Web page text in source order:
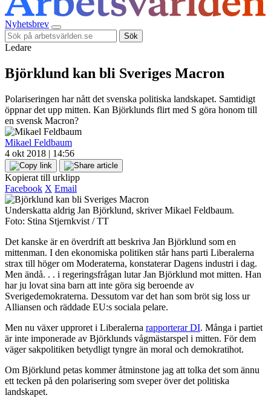
Nyhetsbrev
Sök
Ledare
Björklund kan bli Sveriges Macron
Polariseringen har nått det svenska politiska landskapet. Samtidigt
öppnar det upp mitten. Kan Björklunds flirt med S göra honom till
en svensk Macron?
Mikael Feldbaum
4 okt 2018 | 14:56
Kopierat till urklipp
Facebook X Email
Underskatta aldrig Jan Björklund, skriver Mikael Feldbaum.
Foto: Stina Stjernkvist / TT
Det kanske är en överdrift att beskriva Jan Björklund som en
mittenman. I den ekonomiska politiken står hans parti Liberalerna
strax till höger om Moderaterna, konstaterar Dagens industri i dag.
Men ändå. . . i regeringsfrågan lutar Jan Björklund mot mitten. Han
har ju lovat sina barn att inte göra sig beroende av
Sverigedemokraterna. Dessutom var det han som bröt sig loss ur
Alliansen och räddade EU:s sociala pelare.
Men nu växer upproret i Liberalerna rapporterar DI. Många i partiet
är inte imponerade av Björklunds vågmästarspel i mitten. För dem
väger sakpolitiken betydligt tyngre än moral och demokratihot.
Om Björklund petas kommer åtminstone jag att tolka det som ännu
ett tecken på den polarisering som sveper över det politiska
landskapet.